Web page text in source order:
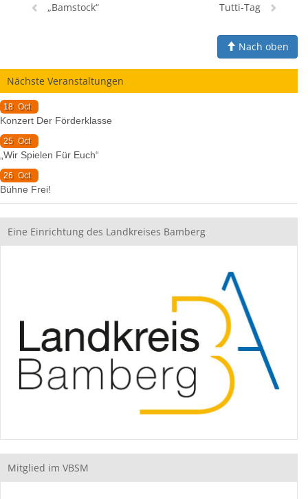
„Bamstock“ Tutti-Tag
Nach oben
Nächste Veranstaltungen
18 Oct
Konzert Der Förderklasse
25 Oct
„Wir Spielen Für Euch“
26 Oct
Bühne Frei!
Eine Einrichtung des Landkreises Bamberg
Mitglied im VBSM